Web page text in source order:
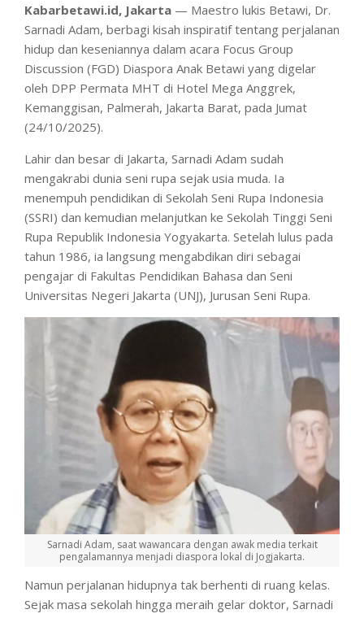
Kabarbetawi.id, Jakarta — Maestro lukis Betawi, Dr.
Sarnadi Adam, berbagi kisah inspiratif tentang perjalanan
hidup dan keseniannya dalam acara Focus Group
Discussion (FGD) Diaspora Anak Betawi yang digelar
oleh DPP Permata MHT di Hotel Mega Anggrek,
Kemanggisan, Palmerah, Jakarta Barat, pada Jumat
(24/10/2025).
Lahir dan besar di Jakarta, Sarnadi Adam sudah
mengakrabi dunia seni rupa sejak usia muda. Ia
menempuh pendidikan di Sekolah Seni Rupa Indonesia
(SSRI) dan kemudian melanjutkan ke Sekolah Tinggi Seni
Rupa Republik Indonesia Yogyakarta. Setelah lulus pada
tahun 1986, ia langsung mengabdikan diri sebagai
pengajar di Fakultas Pendidikan Bahasa dan Seni
Universitas Negeri Jakarta (UNJ), Jurusan Seni Rupa.
Sarnadi Adam, saat wawancara dengan awak media terkait
pengalamannya menjadi diaspora lokal di Jogjakarta.
Namun perjalanan hidupnya tak berhenti di ruang kelas.
Sejak masa sekolah hingga meraih gelar doktor, Sarnadi